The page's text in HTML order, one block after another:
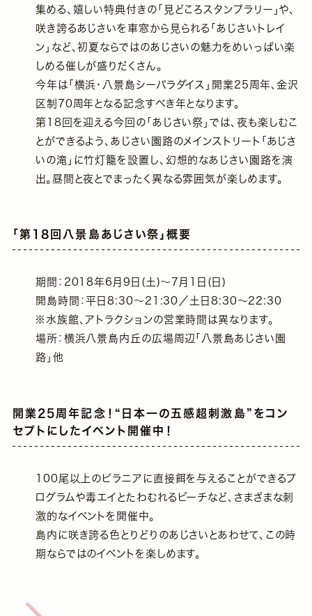
集める、嬉しい特典付きの｢見どころスタンプラリー｣や、
咲き誇るあじさいを車窓から見られる｢あじさいトレイ
ン｣など、初夏ならではのあじさいの魅力をめいっぱい楽
しめる催しが盛りだくさん。
今年は｢横浜・八景島シーパラダイス｣開業25周年、金沢
区制70周年となる記念すべき年となります。
第18回を迎える今回の｢あじさい祭｣では、夜も楽しむこ
とができるよう、あじさい園路のメインストリート｢あじさ
いの滝｣に竹灯籠を設置し、幻想的なあじさい園路を演
出。昼間と夜とでまったく異なる雰囲気が楽しめます。
｢第18回八景島あじさい祭｣概要
期間：2018年6月9日(土)～7月1日(日)
開島時間：平日8:30～21:30／土日8:30～22:30
※水族館、アトラクションの営業時間は異なります。
場所：横浜八景島内丘の広場周辺｢八景島あじさい園
路｣他
開業25周年記念！“日本一の五感超刺激島”をコン
セプトにしたイベント開催中！
100尾以上のピラニアに直接餌を与えることができるプ
ログラムや毒エイとたわむれるビーチなど、さまざまな刺
激的なイベントを開催中。
島内に咲き誇る色とりどりのあじさいとあわせて、この時
期ならではのイベントを楽しめます。